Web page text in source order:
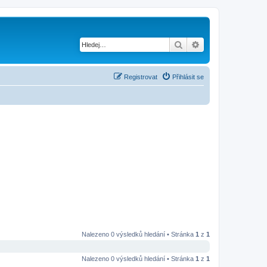
Hledat
Přihlásit se
Registrovat
Nalezeno 0 výsledků hledání • Stránka 1 z 1
Nalezeno 0 výsledků hledání • Stránka 1 z 1